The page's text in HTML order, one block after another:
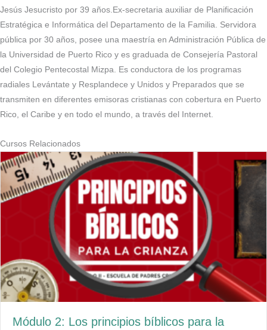
Jesús Jesucristo por 39 años.Ex-secretaria auxiliar de Planificación
Estratégica e Informática del Departamento de la Familia. Servidora
pública por 30 años, posee una maestría en Administración Pública de
la Universidad de Puerto Rico y es graduada de Consejería Pastoral
del Colegio Pentecostal Mizpa. Es conductora de los programas
radiales Levántate y Resplandece y Unidos y Preparados que se
transmiten en diferentes emisoras cristianas con cobertura en Puerto
Rico, el Caribe y en todo el mundo, a través del Internet.
Cursos Relacionados
Módulo 2: Los principios bíblicos para la